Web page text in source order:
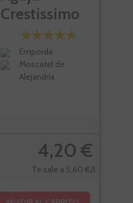
Crestissimo
Emporda
Moscatel de
Alejandría
4,20 €
Te sale a 5,60 €/l